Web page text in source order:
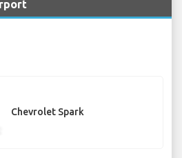
Chevrolet Spark